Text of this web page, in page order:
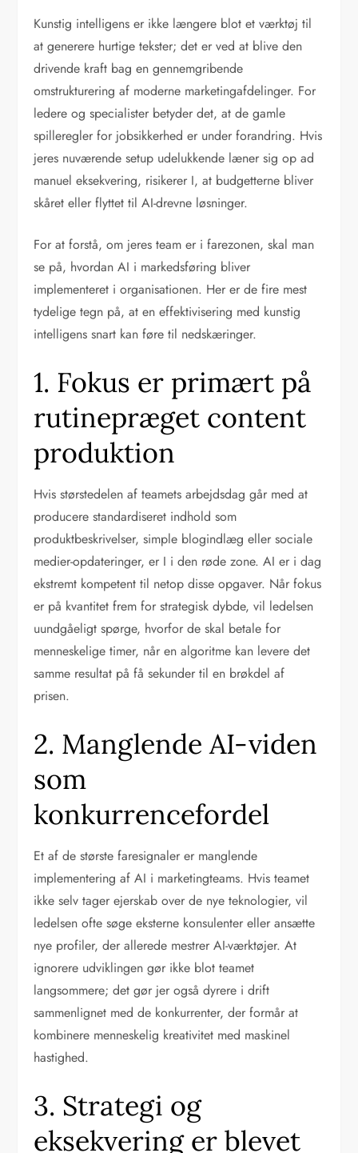
Kunstig intelligens er ikke længere blot et værktøj til
at generere hurtige tekster; det er ved at blive den
drivende kraft bag en gennemgribende
omstrukturering af moderne marketingafdelinger. For
ledere og specialister betyder det, at de gamle
spilleregler for jobsikkerhed er under forandring. Hvis
jeres nuværende setup udelukkende læner sig op ad
manuel eksekvering, risikerer I, at budgetterne bliver
skåret eller flyttet til AI-drevne løsninger.
For at forstå, om jeres team er i farezonen, skal man
se på, hvordan AI i markedsføring bliver
implementeret i organisationen. Her er de fire mest
tydelige tegn på, at en effektivisering med kunstig
intelligens snart kan føre til nedskæringer.
1. Fokus er primært på
rutinepræget content
produktion
Hvis størstedelen af teamets arbejdsdag går med at
producere standardiseret indhold som
produktbeskrivelser, simple blogindlæg eller sociale
medier-opdateringer, er I i den røde zone. AI er i dag
ekstremt kompetent til netop disse opgaver. Når fokus
er på kvantitet frem for strategisk dybde, vil ledelsen
uundgåeligt spørge, hvorfor de skal betale for
menneskelige timer, når en algoritme kan levere det
samme resultat på få sekunder til en brøkdel af
prisen.
2. Manglende AI-viden
som
konkurrencefordel
Et af de største faresignaler er manglende
implementering af AI i marketingteams. Hvis teamet
ikke selv tager ejerskab over de nye teknologier, vil
ledelsen ofte søge eksterne konsulenter eller ansætte
nye profiler, der allerede mestrer AI-værktøjer. At
ignorere udviklingen gør ikke blot teamet
langsommere; det gør jer også dyrere i drift
sammenlignet med de konkurrenter, der formår at
kombinere menneskelig kreativitet med maskinel
hastighed.
3. Strategi og
eksekvering er blevet